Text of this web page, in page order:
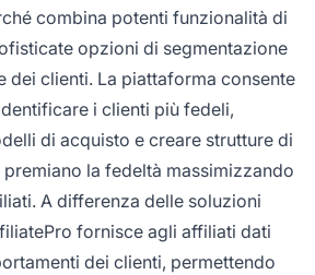
combina potenti funzionalità di
opzioni di segmentazione
dei clienti. La piattaforma consente
i clienti più fedeli,
di acquisto e creare strutture di
la fedeltà massimizzando
A differenza delle soluzioni
fornisce agli affiliati dati
dei clienti, permettendo